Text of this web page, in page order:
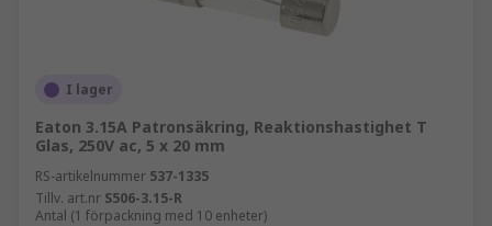
I lager
Eaton 3.15A Patronsäkring, Reaktionshastighet T
Glas, 250V ac, 5 x 20 mm
RS-artikelnummer 537-1335
Tillv. art.nr S506-3.15-R
Antal (1 förpackning med 10 enheter)